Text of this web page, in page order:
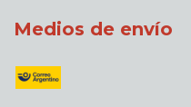
Medios de envío